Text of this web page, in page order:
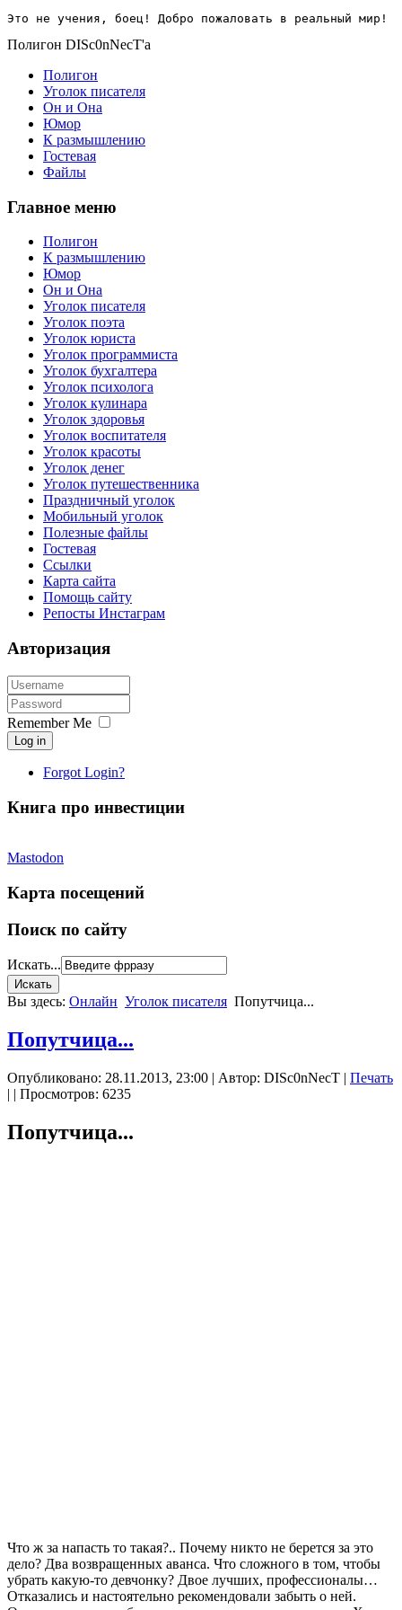
Это не учения, боец! Добро пожаловать в реальный мир!
Полигон DISc0nNecT'a
Полигон
Уголок писателя
Он и Она
Юмор
К размышлению
Гостевая
Файлы
Главное меню
Полигон
К размышлению
Юмор
Он и Она
Уголок писателя
Уголок поэта
Уголок юриста
Уголок программиста
Уголок бухгалтера
Уголок психолога
Уголок кулинара
Уголок здоровья
Уголок воспитателя
Уголок красоты
Уголок денег
Уголок путешественника
Праздничный уголок
Мобильный уголок
Полезные файлы
Гостевая
Ссылки
Карта сайта
Помощь сайту
Репосты Инстаграм
Авторизация
Remember Me
Log in
Forgot Login?
Книга про инвестиции
Mastodon
Карта посещений
Поиск по сайту
Искать...
Вы здесь: Онлайн Уголок писателя Попутчица...
Попутчица...
Опубликовано: 28.11.2013, 23:00 | Автор: DISc0nNecT | Печать
| | Просмотров: 6235
Попутчица...
Что ж за напасть то такая?.. Почему никто не берется за это
дело? Два возвращенных аванса. Что сложного в том, чтобы
убрать какую-то девчонку? Двое лучших, профессионалы…
Отказались и настоятельно рекомендовали забыть о ней.